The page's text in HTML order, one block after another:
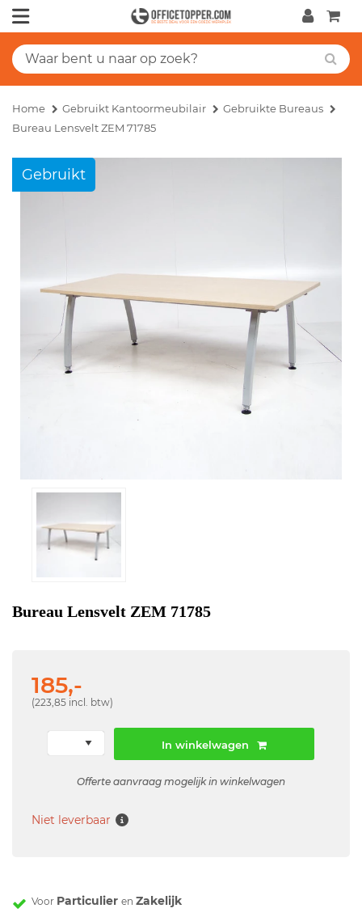
Home Gebruikt Kantoormeubilair
Gebruikte Bureaus
Bureau Lensvelt ZEM 71785
Gebruikt
Bureau Lensvelt ZEM 71785
185,-
(223,85 incl. btw)
In winkelwagen
Offerte aanvraag mogelijk in winkelwagen
Niet leverbaar
Voor Particulier en Zakelijk